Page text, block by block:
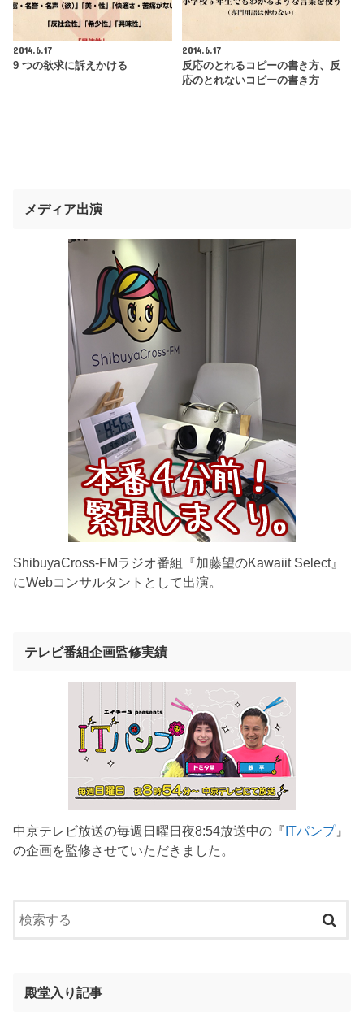
2014.6.17
9 つの欲求に訴えかける
2014.6.17
反応のとれるコピーの書き方、反
応のとれないコピーの書き方
メディア出演
ShibuyaCross-FMラジオ番組『加藤望のKawaiit Select』
にWebコンサルタントとして出演。
テレビ番組企画監修実績
中京テレビ放送の毎週日曜日夜8:54放送中の『ITパンプ』
の企画を監修させていただきました。
殿堂入り記事